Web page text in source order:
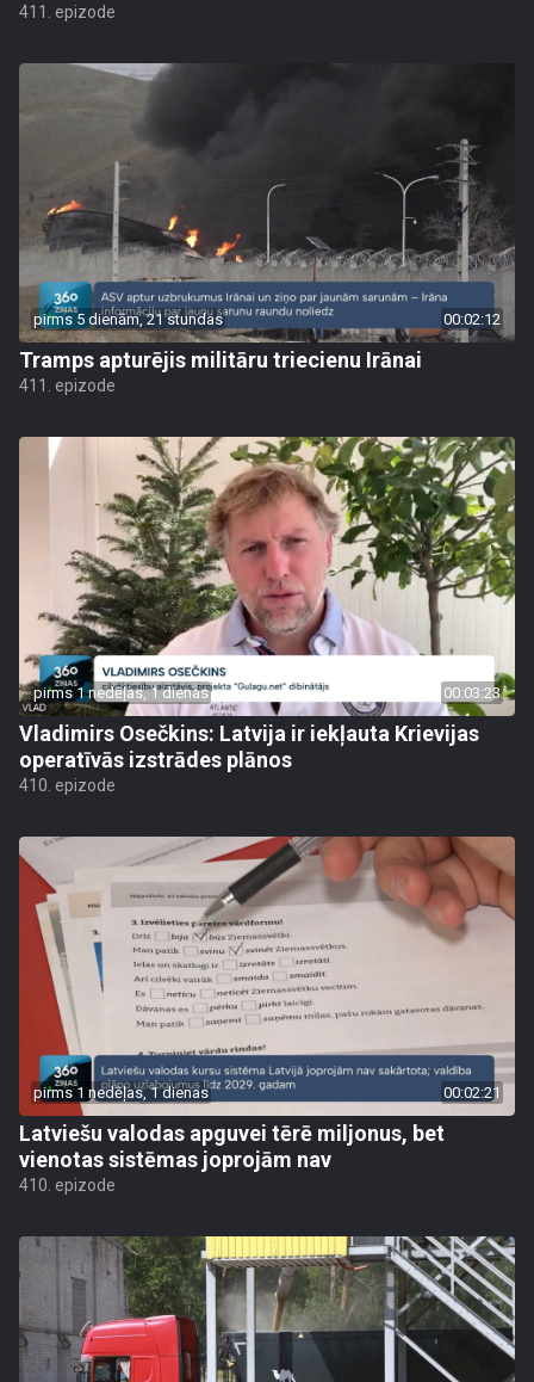
411. epizode
pirms 5 dienām, 21 stundas 00:02:12
Tramps apturējis militāru triecienu Irānai
411. epizode
pirms 1 nedēļas, 1 dienas 00:03:23
Vladimirs Osečkins: Latvija ir iekļauta Krievijas
operatīvās izstrādes plānos
410. epizode
pirms 1 nedēļas, 1 dienas 00:02:21
Latviešu valodas apguvei tērē miljonus, bet
vienotas sistēmas joprojām nav
410. epizode